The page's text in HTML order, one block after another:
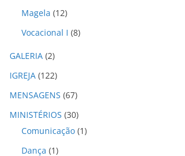
Magela (12)
Vocacional I (8)
GALERIA (2)
IGREJA (122)
MENSAGENS (67)
MINISTÉRIOS (30)
Comunicação (1)
Dança (1)